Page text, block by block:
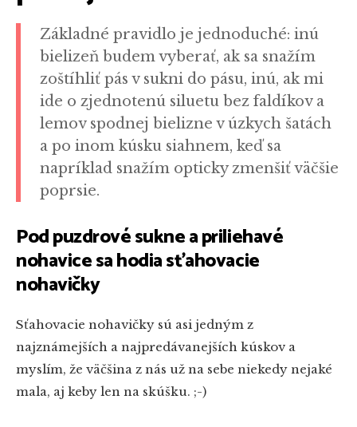
Základné pravidlo je jednoduché: inú
bielizeň budem vyberať, ak sa snažím
zoštíhliť pás v sukni do pásu, inú, ak mi
ide o zjednotenú siluetu bez faldíkov a
lemov spodnej bielizne v úzkych šatách
a po inom kúsku siahnem, keď sa
napríklad snažím opticky zmenšiť väčšie
poprsie.
Pod puzdrové sukne a priliehavé
nohavice sa hodia sťahovacie
nohavičky
Sťahovacie nohavičky sú asi jedným z
najznámejších a najpredávanejších kúskov a
myslím, že väčšina z nás už na sebe niekedy nejaké
mala, aj keby len na skúšku. ;-)